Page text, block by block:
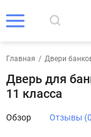
Главная / Двери
Дверь для
11 класса
Обзор Отзывы